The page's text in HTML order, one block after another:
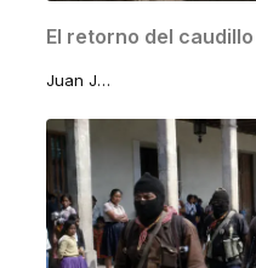
El retorno del caudillo
Juan José Lomelí Sánchez